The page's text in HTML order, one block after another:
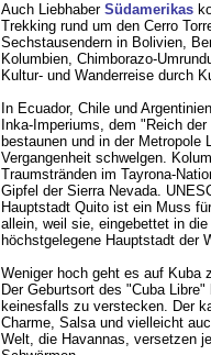
Auch Liebhaber Südamerikas
Trekking rund um den Cerro
Sechstausendern in Bolivien,
Kolumbien, Chimborazo-
Kultur- und Wanderreise durch
In Ecuador, Chile und
Inka-Imperiums, dem "Reich
bestaunen und in der Metropole
Vergangenheit schwelgen.
Traumstränden im Tayrona-
Gipfel der Sierra Nevada.
Hauptstadt Quito ist ein Muss
allein, weil sie, eingebettet in
höchstgelegene Hauptstadt der
Weniger hoch geht es auf Kuba
Der Geburtsort des "Cuba
keinesfalls zu verstecken. Der
Charme, Salsa und vielleicht
Welt, die Havannas, versetzen